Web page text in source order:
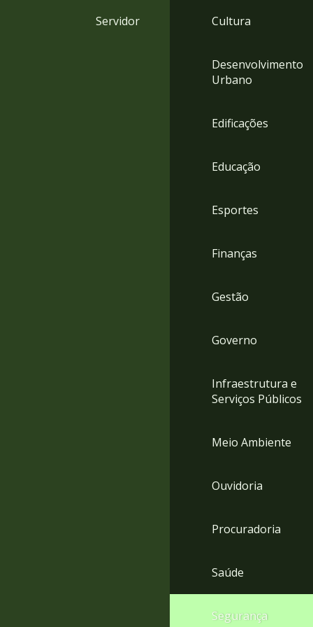
Servidor Cultura
Desenvolvimento
Urbano
Edificações
Educação
Esportes
Finanças
Gestão
Governo
Infraestrutura e
Serviços Públicos
Meio Ambiente
Ouvidoria
Procuradoria
Saúde
Segurança